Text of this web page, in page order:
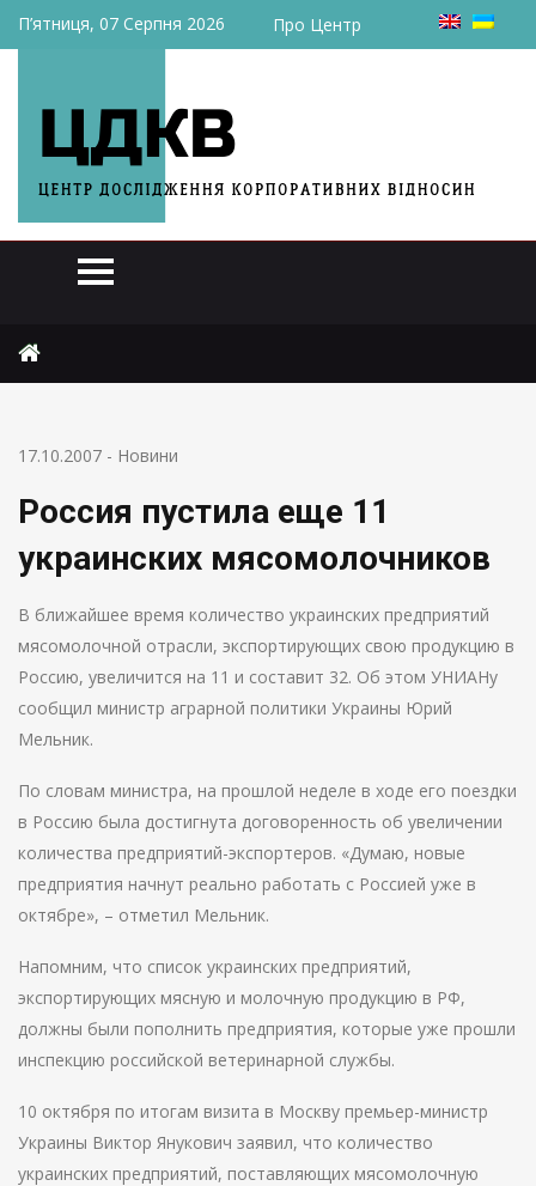
П’ятниця, 07 Серпня 2026 Про Центр
Россия пустила еще 11 украинских мясомолочников
17.10.2007 - Новини
Россия пустила еще 11
украинских мясомолочников
В ближайшее время количество украинских предприятий
мясомолочной отрасли, экспортирующих свою продукцию в
Россию, увеличится на 11 и составит 32. Об этом УНИАНу
сообщил министр аграрной политики Украины Юрий
Мельник.
По словам министра, на прошлой неделе в ходе его поездки
в Россию была достигнута договоренность об увеличении
количества предприятий-экспортеров. «Думаю, новые
предприятия начнут реально работать с Россией уже в
октябре», – отметил Мельник.
Напомним, что список украинских предприятий,
экспортирующих мясную и молочную продукцию в РФ,
должны были пополнить предприятия, которые уже прошли
инспекцию российской ветеринарной службы.
10 октября по итогам визита в Москву премьер-министр
Украины Виктор Янукович заявил, что количество
украинских предприятий, поставляющих мясомолочную